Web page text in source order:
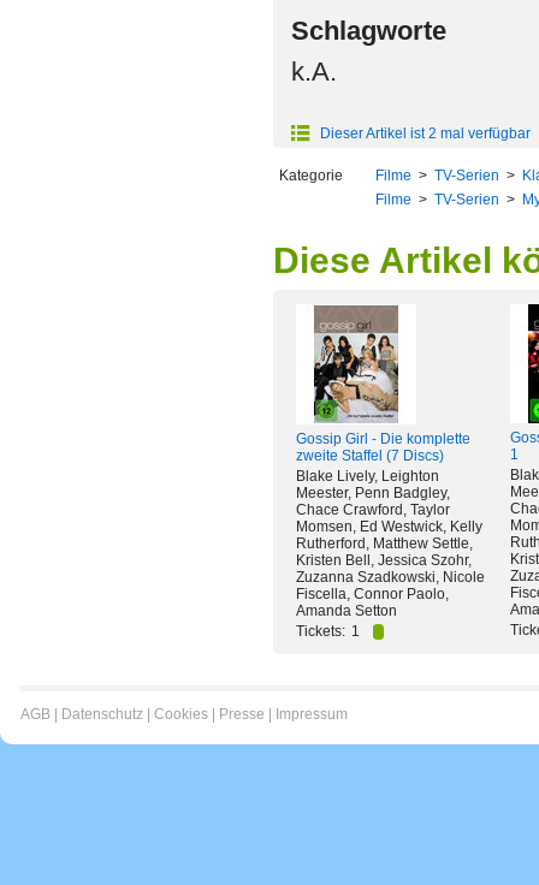
Schlagworte
k.A.
Dieser Artikel ist 2 mal verfügbar
Kategorie Filme > TV-Serien >
Filme > TV-Serien >
Diese Artikel
Gossip Girl - Die komplette
zweite Staffel (7 Discs)
Blake Lively, Leighton
Meester, Penn Badgley,
Chace Crawford, Taylor
Momsen, Ed Westwick, Kelly
Rutherford, Matthew Settle,
Kristen Bell, Jessica Szohr,
Zuzanna Szadkowski, Nicole
Fiscella, Connor Paolo,
Amanda Setton
Tickets: 1
1
AGB Datenschutz Cookies Presse Impressum